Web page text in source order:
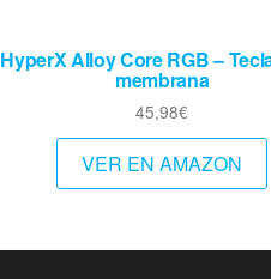
HyperX Alloy Core RGB –
membrana
45,98€
VER EN AMAZON